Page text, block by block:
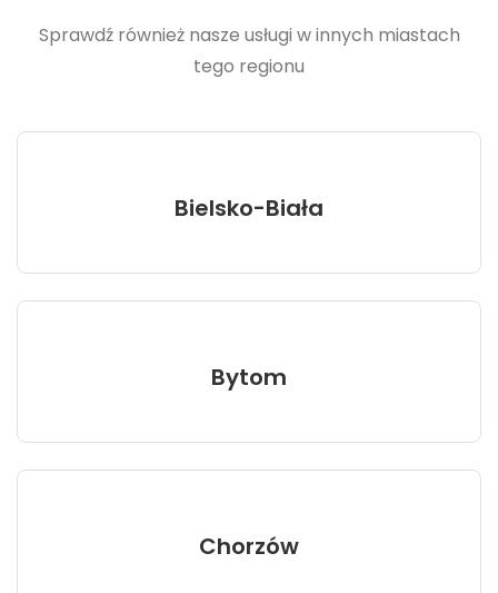
Sprawdź również nasze usługi w innych miastach
tego regionu
Bielsko-Biała
Bytom
Chorzów